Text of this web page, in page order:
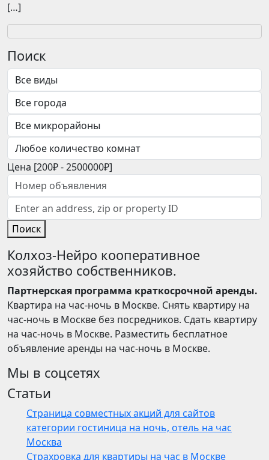
[…]
Поиск
Цена [200₽-2500000₽]
Поиск
Колхоз-Нейро кооперативное
хозяйство собственников.
Партнерская программа краткосрочной аренды.
Квартира на час-ночь в Москве. Снять квартиру на
час-ночь в Москве без посредников. Сдать квартиру
на час-ночь в Москве. Разместить бесплатное
объявление аренды на час-ночь в Москве.
Мы в соцсетях
Статьи
Страница совместных акций для сайтов
категории гостиница на ночь, отель на час
Москва
Страхровка для квартиры на час в Москве